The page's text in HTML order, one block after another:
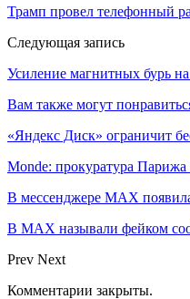
Трамп провел телефонный
Следующая запись
Усиление магнитных бурь
Вам также могут
«Яндекс Диск» ограничит
Monde: прокуратура
В мессенджере MAX
В МAX называли фейком
Prev Next
Комментарии закрыты.